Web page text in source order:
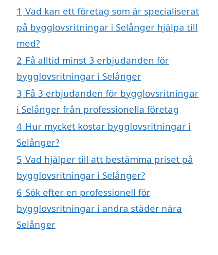
1 Vad kan ett företag som är specialiserat
på bygglovsritningar i Selånger hjälpa till
med?
2 Få alltid minst 3 erbjudanden för
bygglovsritningar i Selånger
3 Få 3 erbjudanden för bygglovsritningar
i Selånger från professionella företag
4 Hur mycket kostar bygglovsritningar i
Selånger?
5 Vad hjälper till att bestämma priset på
bygglovsritningar i Selånger?
6 Sök efter en professionell för
bygglovsritningar i andra städer nära
Selånger